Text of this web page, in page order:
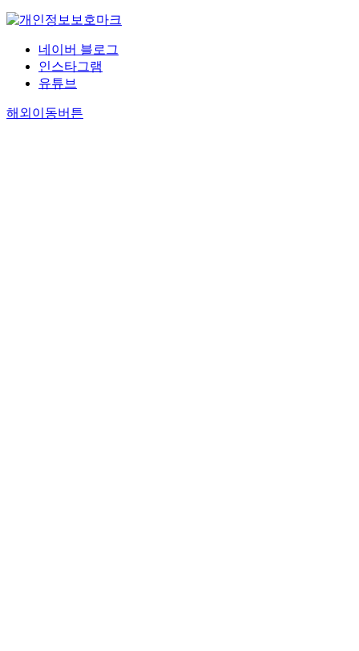
네이버 블로그
인스타그램
유튜브
해외이동버튼